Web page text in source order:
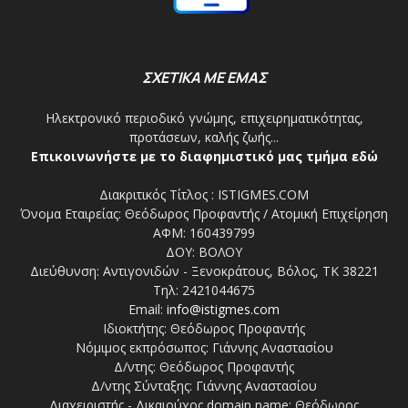
ΣΧΕΤΙΚΑ ΜΕ ΕΜΑΣ
Ηλεκτρονικό περιοδικό γνώμης, επιχειρηματικότητας,
προτάσεων, καλής ζωής...
Επικοινωνήστε με το διαφημιστικό μας τμήμα εδώ
Διακριτικός Τίτλος : ISTIGMES.COM
Όνομα Εταιρείας: Θεόδωρος Προφαντής / Ατομική Επιχείρηση
ΑΦΜ: 160439799
ΔΟΥ: ΒΟΛΟΥ
Διεύθυνση: Αντιγονιδών - Ξενοκράτους, Βόλος, ΤΚ 38221
Τηλ: 2421044675
Email: info@istigmes.com
Ιδιοκτήτης: Θεόδωρος Προφαντής
Νόμιμος εκπρόσωπος: Γιάννης Αναστασίου
Δ/ντης: Θεόδωρος Προφαντής
Δ/ντης Σύνταξης: Γιάννης Αναστασίου
Διαχειριστής - Δικαιούχος domain name: Θεόδωρος